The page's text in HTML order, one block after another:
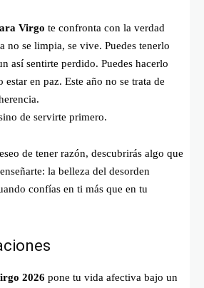
Virgo te confronta con la verdad
no se limpia, se vive. Puedes tenerlo
así sentirte perdido. Puedes hacerlo
en paz. Este año no se trata de
de servirte primero.
de tener razón, descubrirás algo que
la belleza del desorden
confías en ti más que en tu
2026 pone tu vida afectiva bajo un